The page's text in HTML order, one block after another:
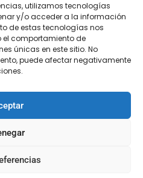
utilizamos tecnologías
y/o acceder a la información
de estas tecnologías nos
comportamiento de
únicas en este sitio. No
puede afectar negativamente